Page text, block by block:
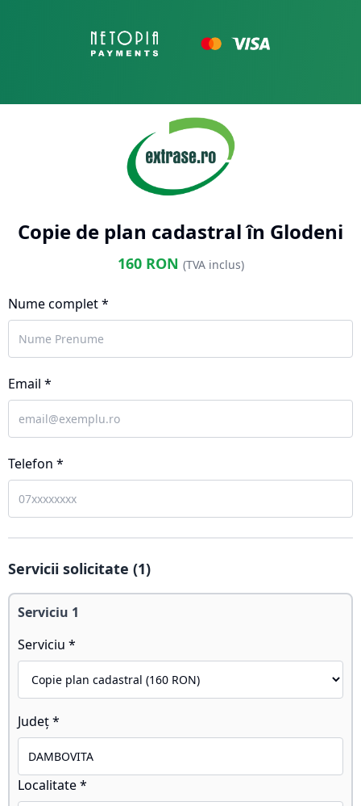
Copie de plan cadastral în Glodeni
160RON (TVA inclus)
Nume complet *
Email *
Telefon *
Servicii solicitate (1)
Serviciu 1
Serviciu *
Județ *
Localitate *